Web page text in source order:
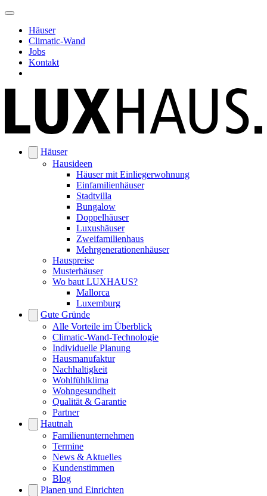
Häuser
Climatic-Wand
Jobs
Kontakt
Häuser
Hausideen
Häuser mit Einliegerwohnung
Einfamilienhäuser
Stadtvilla
Bungalow
Doppelhäuser
Luxushäuser
Zweifamilienhaus
Mehrgenerationenhäuser
Hauspreise
Musterhäuser
Wo baut LUXHAUS?
Mallorca
Luxemburg
Gute Gründe
Alle Vorteile im Überblick
Climatic-Wand-Technologie
Individuelle Planung
Hausmanufaktur
Nachhaltigkeit
Wohlfühlklima
Wohngesundheit
Qualität & Garantie
Partner
Hautnah
Familienunternehmen
Termine
News & Aktuelles
Kundenstimmen
Blog
Planen und Einrichten